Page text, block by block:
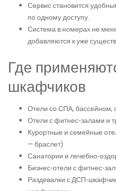
Сервис становится
по одному доступу.
Система в номерах не
добавляются к уже
Где
шкафчиков
Отели со СПА, бассейном,
Отели с фитнес-залами и
Курортные и семейные
— браслет)
Санатории и лечебно-
Бизнес-отели с фитнес-
Раздевалки с ДСП-